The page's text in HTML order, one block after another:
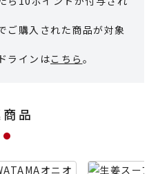
ご購入された商品が対象
ラインはこちら 。
品